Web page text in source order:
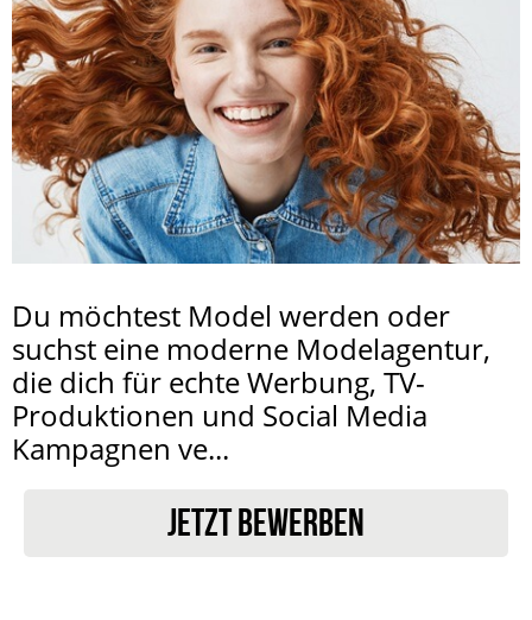
Du möchtest Model werden oder
suchst eine moderne Modelagentur,
die dich für echte Werbung, TV-
Produktionen und Social Media
Kampagnen ve...
JETZT BEWERBEN